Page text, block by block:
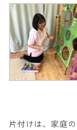
片付けは、家庭